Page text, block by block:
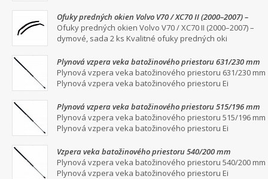
Ofuky predných okien Volvo V70 / XC70 II (2000–2007) –
dymové, sada 2 ks
Ofuky predných okien Volvo V70 / XC70 II (2000–2007) –
dymové, sada 2 ks Kvalitné ofuky predných oki
Plynová vzpera veka batožinového priestoru 631/230 mm
Plynová vzpera veka batožinového priestoru 631/230 mm
Plynová vzpera veka batožinového priestoru Ei
Plynová vzpera veka batožinového priestoru 515/196 mm
Plynová vzpera veka batožinového priestoru 515/196 mm
Plynová vzpera veka batožinového priestoru Ei
Vzpera veka batožinového priestoru 540/200 mm
Plynová vzpera veka batožinového priestoru 540/200 mm
Plynová vzpera veka batožinového priestoru Ei